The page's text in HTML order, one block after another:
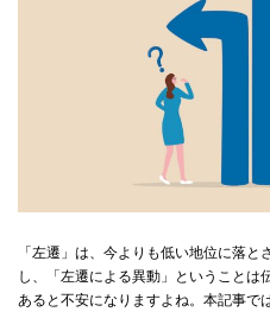
「左遷」は、今よりも低い地位に落
し、「左遷による異動」ということ
あると不安になりますよね。本記事で